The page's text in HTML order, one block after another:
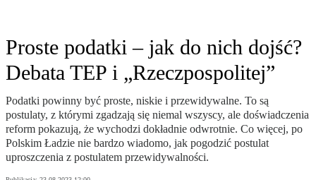
Proste podatki – jak do nich dojść?
Debata TEP i „Rzeczpospolitej”
Podatki powinny być proste, niskie i przewidywalne. To są
postulaty, z którymi zgadzają się niemal wszyscy, ale doświadczenia
reform pokazują, że wychodzi dokładnie odwrotnie. Co więcej, po
Polskim Ładzie nie bardzo wiadomo, jak pogodzić postulat
uproszczenia z postulatem przewidywalności.